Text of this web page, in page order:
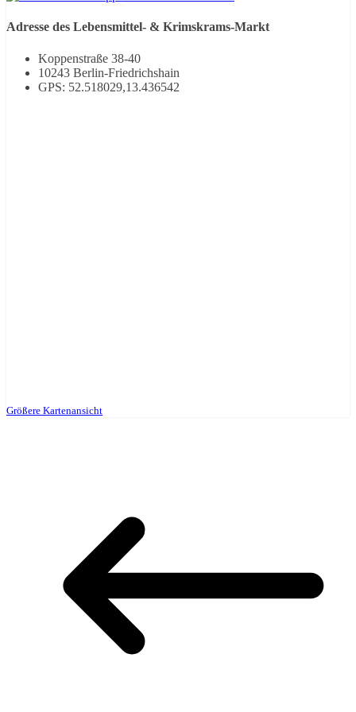
Adresse des Lebensmittel- & Krimskrams-Markt
Koppenstraße 38-40
10243 Berlin-Friedrichshain
GPS: 52.518029,13.436542
Größere Kartenansicht